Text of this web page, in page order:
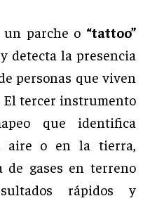
un parche o “tattoo”
detecta la presencia
personas que viven
El tercer instrumento
que identifica
aire o en la tierra,
de gases en terreno
rápidos y